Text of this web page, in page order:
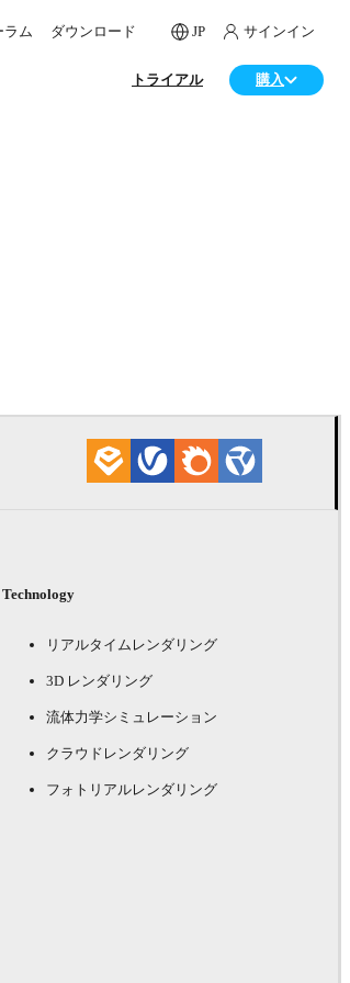
ラム ダウンロード JP サインイン
トライアル 購入
Technology
リアルタイムレンダリング
3D レンダリング
流体力学シミュレーション
クラウドレンダリング
フォトリアルレンダリング